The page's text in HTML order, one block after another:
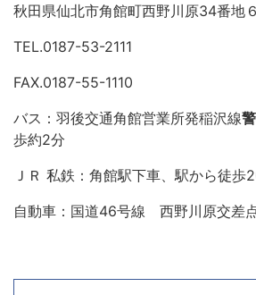
秋田県仙北市角館町西野川原34番地６
TEL.0187-53-2111
FAX.0187-55-1110
バス：羽後交通角館営業所発稲沢線
歩約2分
ＪＲ 私鉄：角館駅下車、駅から徒歩
自動車：国道46号線 西野川原交差